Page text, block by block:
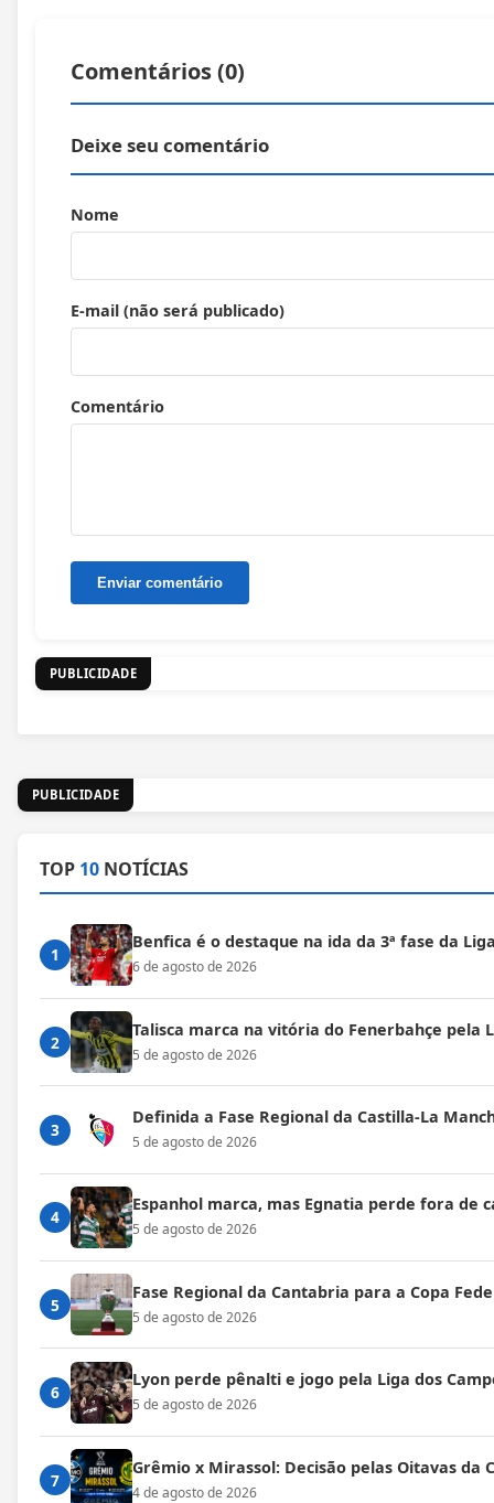
Comentários (0)
Deixe seu comentário
Nome
E-mail (não será publicado)
Comentário
PUBLICIDADE
PUBLICIDADE
TOP 10 NOTÍCIAS
1
Benfica é o destaque na ida da 3ª fase da
6 de agosto de 2026
2
Talisca marca na vitória do Fenerbahçe pela
5 de agosto de 2026
3
Definida a Fase Regional da Castilla-La
5 de agosto de 2026
4
Espanhol marca, mas Egnatia perde fora de
5 de agosto de 2026
5
Fase Regional da Cantabria para a Copa
5 de agosto de 2026
6
Lyon perde pênalti e jogo pela Liga dos
5 de agosto de 2026
7
Grêmio x Mirassol: Decisão pelas Oitavas da
4 de agosto de 2026